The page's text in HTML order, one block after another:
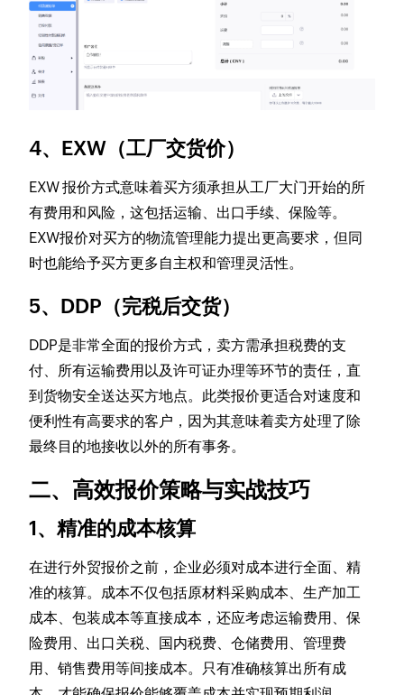
4、EXW（工厂交货价）
EXW 报价方式意味着买方须承担从工厂大门开始的所
有费用和风险，这包括运输、出口手续、保险等。
EXW报价对买方的物流管理能力提出更高要求，但同
时也能给予买方更多自主权和管理灵活性。
5、DDP（完税后交货）
DDP是非常全面的报价方式，卖方需承担税费的支
付、所有运输费用以及许可证办理等环节的责任，直
到货物安全送达买方地点。此类报价更适合对速度和
便利性有高要求的客户，因为其意味着卖方处理了除
最终目的地接收以外的所有事务。
二、高效报价策略与实战技巧
1、精准的成本核算
在进行外贸报价之前，企业必须对成本进行全面、精
准的核算。成本不仅包括原材料采购成本、生产加工
成本、包装成本等直接成本，还应考虑运输费用、保
险费用、出口关税、国内税费、仓储费用、管理费
用、销售费用等间接成本。只有准确核算出所有成